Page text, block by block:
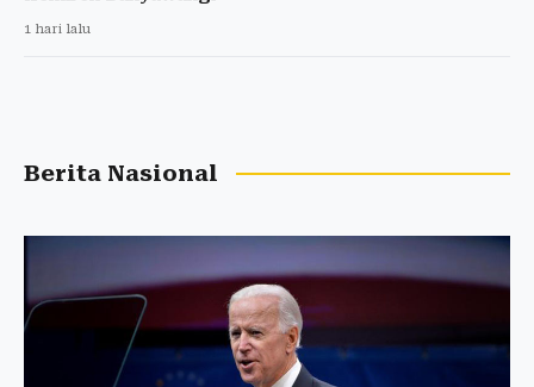
1 hari lalu
Berita Nasional